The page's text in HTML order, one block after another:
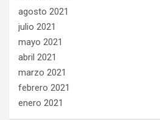
agosto 2021
julio 2021
mayo 2021
abril 2021
marzo 2021
febrero 2021
enero 2021